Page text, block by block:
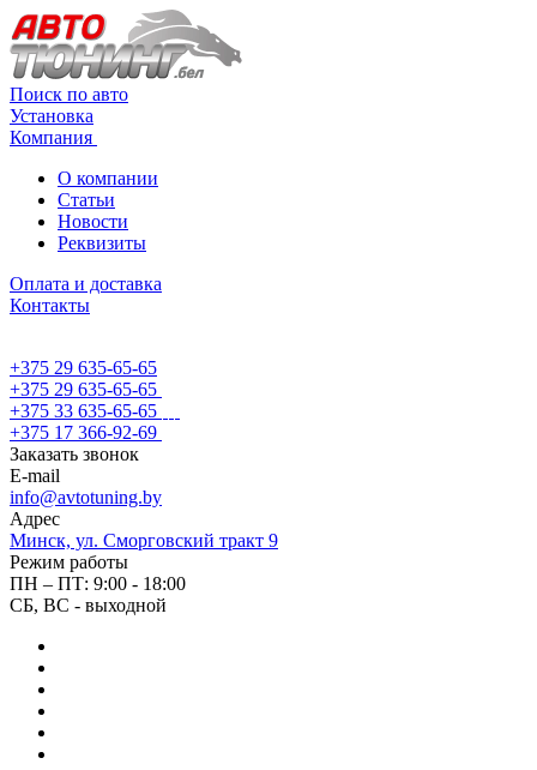
Поиск по авто
Установка
Компания
О компании
Статьи
Новости
Реквизиты
Оплата и доставка
Контакты
+375 29 635-65-65
+375 29 635-65-65
+375 33 635-65-65
+375 17 366-92-69
Заказать звонок
E-mail
info@avtotuning.by
Адрес
Минск, ул. Сморговский тракт 9
Режим работы
ПН – ПТ: 9:00 - 18:00
СБ, ВС - выходной